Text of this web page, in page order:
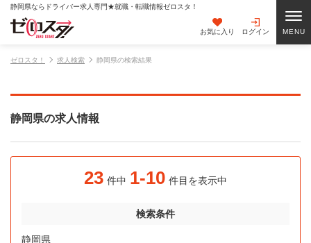
静岡県ならドライバー求人専門★就職・転職情報ゼロスタ！
お気に入り ログイン
ゼロスタ！ 求人検索 静岡県の検索結果
静岡県の求人情報
23 件中 1-10 件目を表示中
検索条件
静岡県